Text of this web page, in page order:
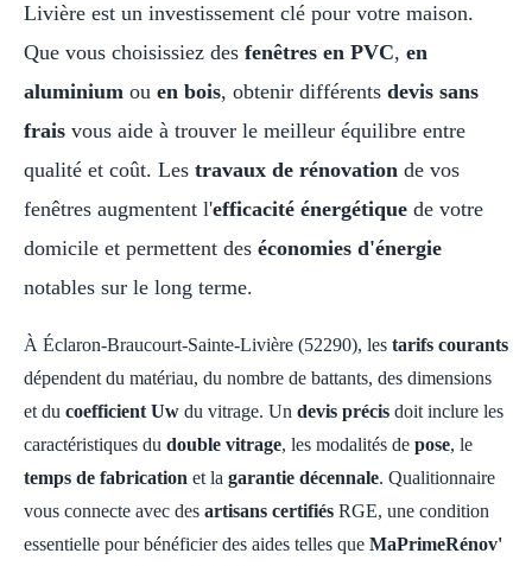
Livière est un investissement clé pour votre maison.
Que vous choisissiez des fenêtres en PVC, en
aluminium ou en bois, obtenir différents devis sans
frais vous aide à trouver le meilleur équilibre entre
qualité et coût. Les travaux de rénovation de vos
fenêtres augmentent l'efficacité énergétique de votre
domicile et permettent des économies d'énergie
notables sur le long terme.
À Éclaron-Braucourt-Sainte-Livière (52290), les tarifs courants
dépendent du matériau, du nombre de battants, des dimensions
et du coefficient Uw du vitrage. Un devis précis doit inclure les
caractéristiques du double vitrage, les modalités de pose, le
temps de fabrication et la garantie décennale. Qualitionnaire
vous connecte avec des artisans certifiés RGE, une condition
essentielle pour bénéficier des aides telles que MaPrimeRénov'